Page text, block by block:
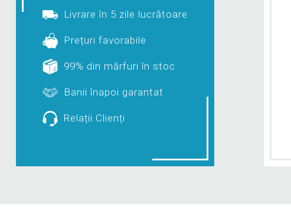
Livrare în 5 zile lucrătoare
Prețuri favorabile
99% din mărfuri în stoc
Banii înapoi garantat
Relații Clienți